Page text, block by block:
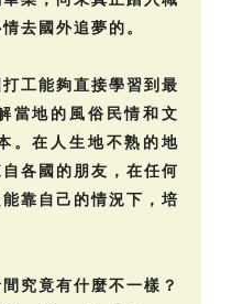
去國外追夢的。
工能夠直接學習到最
當地的風俗民情和文
。在人生地不熟的地
各國的朋友，在任何
靠自己的情況下，培
究竟有什麼不一樣？